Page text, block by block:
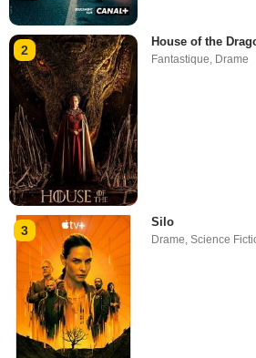
2
House of the
Fantastique, Drame
3
Silo
Drame,Science